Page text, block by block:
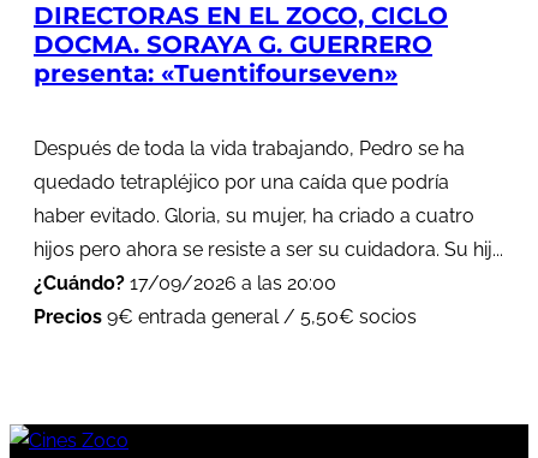
DIRECTORAS EN EL ZOCO, CICLO
DOCMA. SORAYA G. GUERRERO
presenta: «Tuentifourseven»
Después de toda la vida trabajando, Pedro se ha
quedado tetrapléjico por una caída que podría
haber evitado. Gloria, su mujer, ha criado a cuatro
hijos pero ahora se resiste a ser su cuidadora. Su hij...
¿Cuándo? 17/09/2026 a las 20:00
Precios 9€ entrada general / 5,50€ socios